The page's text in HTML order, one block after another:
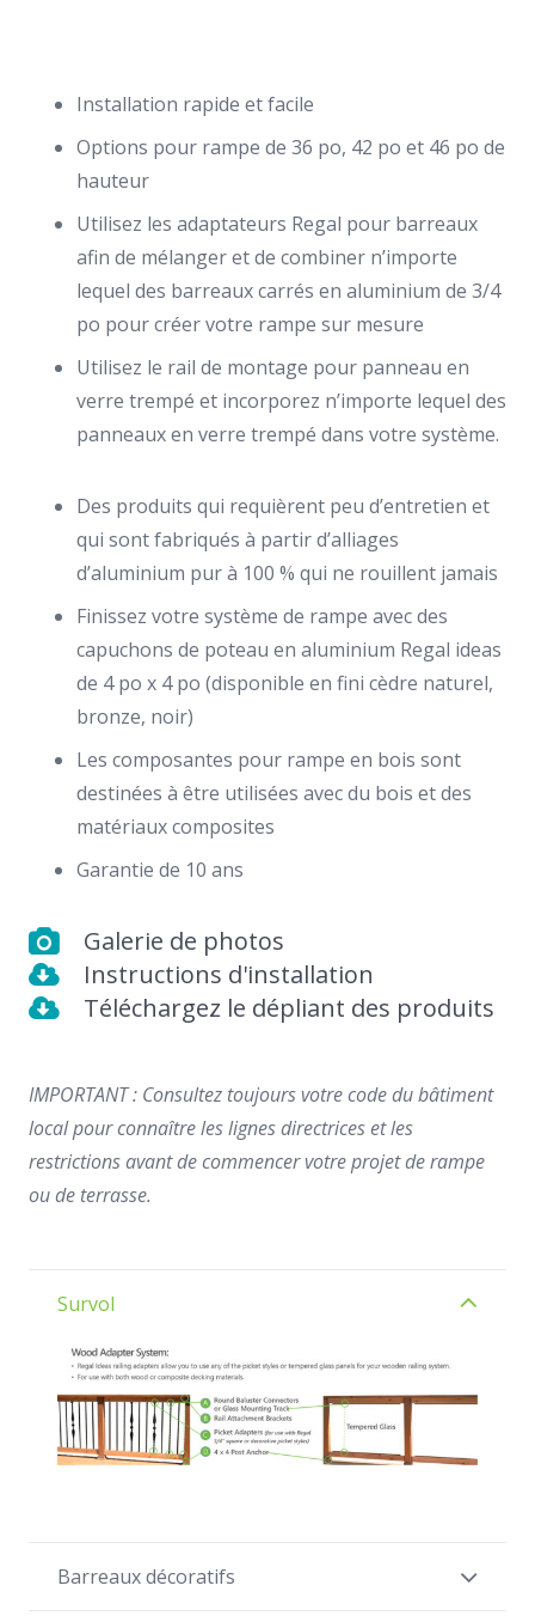
Installation rapide et facile
Options pour rampe de 36 po, 42 po et 46 po de
hauteur
Utilisez les adaptateurs Regal pour barreaux
afin de mélanger et de combiner n’importe
lequel des barreaux carrés en aluminium de 3/4
po pour créer votre rampe sur mesure
Utilisez le rail de montage pour panneau en
verre trempé et incorporez n’importe lequel des
panneaux en verre trempé dans votre système.
Des produits qui requièrent peu d’entretien et
qui sont fabriqués à partir d’alliages
d’aluminium pur à 100 % qui ne rouillent jamais
Finissez votre système de rampe avec des
capuchons de poteau en aluminium Regal ideas
de 4 po x 4 po (disponible en fini cèdre naturel,
bronze, noir)
Les composantes pour rampe en bois sont
destinées à être utilisées avec du bois et des
matériaux composites
Garantie de 10 ans
Galerie de photos
Instructions d'installation
Téléchargez le dépliant des produits
IMPORTANT : Consultez toujours votre code du bâtiment
local pour connaître les lignes directrices et les
restrictions avant de commencer votre projet de rampe
ou de terrasse.
Survol
Barreaux décoratifs